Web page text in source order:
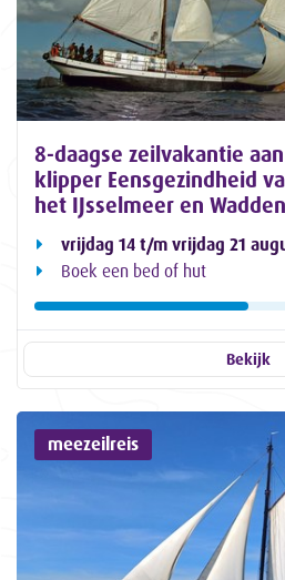
8-daagse zeilvakantie
klipper Eensgezindheid
het IJsselmeer en
vrijdag 14 t/m vrijdag 21
Boek een bed of hut
Bekijk
meezeilreis